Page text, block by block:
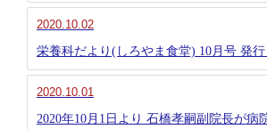
2020.10.02
栄養科だより(しろやま食堂) 10月号 発行
2020.10.01
2020年10月1日より 石橋孝嗣副院長が病